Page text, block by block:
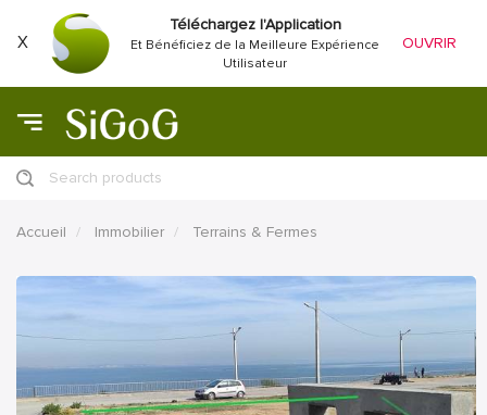
X
Téléchargez l'Application
Et Bénéficiez de la Meilleure Expérience
Utilisateur
OUVRIR
Search products
Accueil Immobilier Terrains & Fermes